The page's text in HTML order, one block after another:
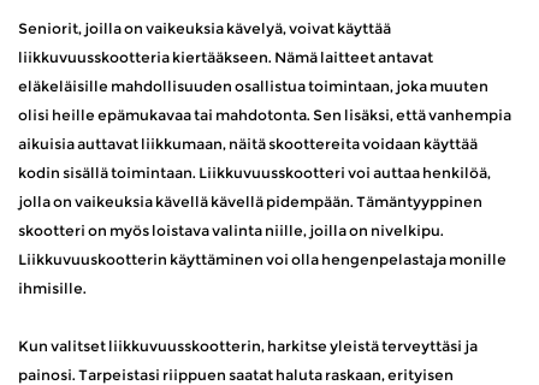
Seniorit, joilla on vaikeuksia kävelyä, voivat käyttää
liikkuvuusskootteria kiertääkseen. Nämä laitteet antavat
eläkeläisille mahdollisuuden osallistua toimintaan, joka muuten
olisi heille epämukavaa tai mahdotonta. Sen lisäksi, että vanhempia
aikuisia auttavat liikkumaan, näitä skoottereita voidaan käyttää
kodin sisällä toimintaan. Liikkuvuusskootteri voi auttaa henkilöä,
jolla on vaikeuksia kävellä kävellä pidempään. Tämäntyyppinen
skootteri on myös loistava valinta niille, joilla on nivelkipu.
Liikkuvuuskootterin käyttäminen voi olla hengenpelastaja monille
ihmisille.
Kun valitset liikkuvuusskootterin, harkitse yleistä terveyttäsi ja
painosi. Tarpeistasi riippuen saatat haluta raskaan, erityisen